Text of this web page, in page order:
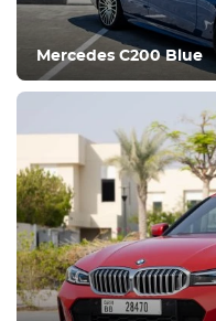
Klimaatbeheersing
Aandrijving
Voorwaarde
Mercedes C200 Blue